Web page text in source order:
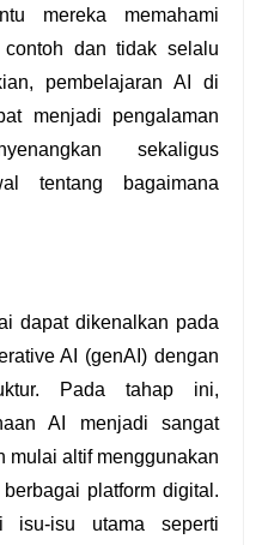
mereka memahami
dan tidak selalu
pembelajaran AI di
menjadi pengalaman
sekaligus
tentang bagaimana
dapat dikenalkan pada
AI (genAI) dengan
Pada tahap ini,
AI menjadi sangat
mulai altif menggunakan
platform digital.
isu-isu utama seperti